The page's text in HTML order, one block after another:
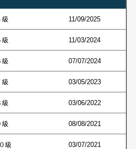
級 11/09/2025
級 11/03/2024
級 07/07/2024
級 03/05/2023
級 03/06/2022
級 08/08/2021
級 03/07/2021